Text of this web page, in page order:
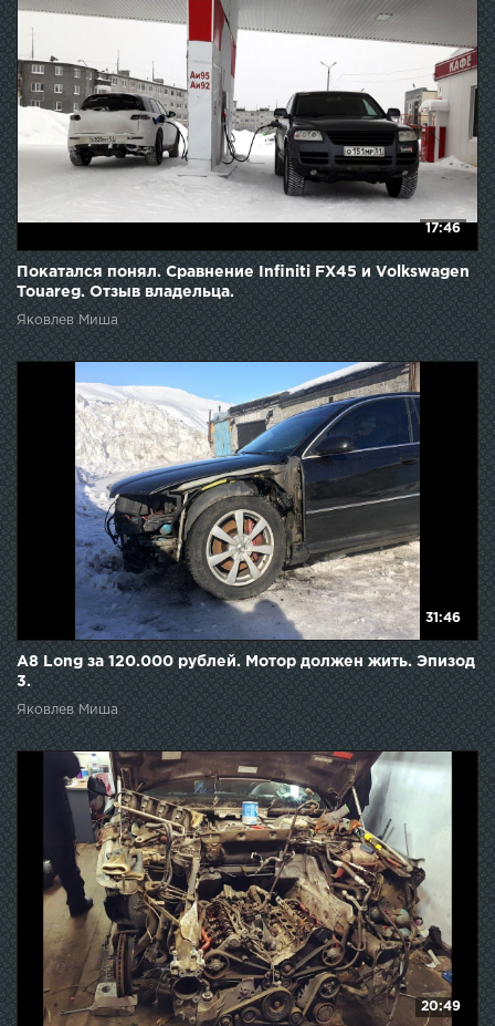
17:46
Покатался понял. Сравнение Infiniti FX45 и Volkswagen
Touareg. Отзыв владельца.
Яковлев Миша
31:46
А8 Long за 120.000 рублей. Мотор должен жить. Эпизод
3.
Яковлев Миша
20:49